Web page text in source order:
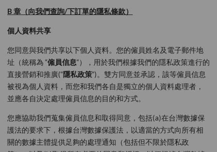
B 章 （向我們查詢/下訂單的隱私條款）
個人資料共享
您同意與我們共享以下個人資料。您的僱員姓名及電子郵件地
址（統稱為 “僱員信息“），用於我們根據我們的隱私政策進行的
直接營銷和推廣(“隱私政策“)。雙方同意並承認，該等僱員信息
被視為個人資料，而您和我們各自是獨立的個人資料處理者，
並應各自決定處理僱員信息的目的和方式。
您應協助我們蒐集僱員信息和取得同意，包括(a)在台灣數據保
護法的要求下，根據台灣數據保護法，以適當的方式向所有相
關的數據主體提供足夠的處理通知（包括但不限於隱私政